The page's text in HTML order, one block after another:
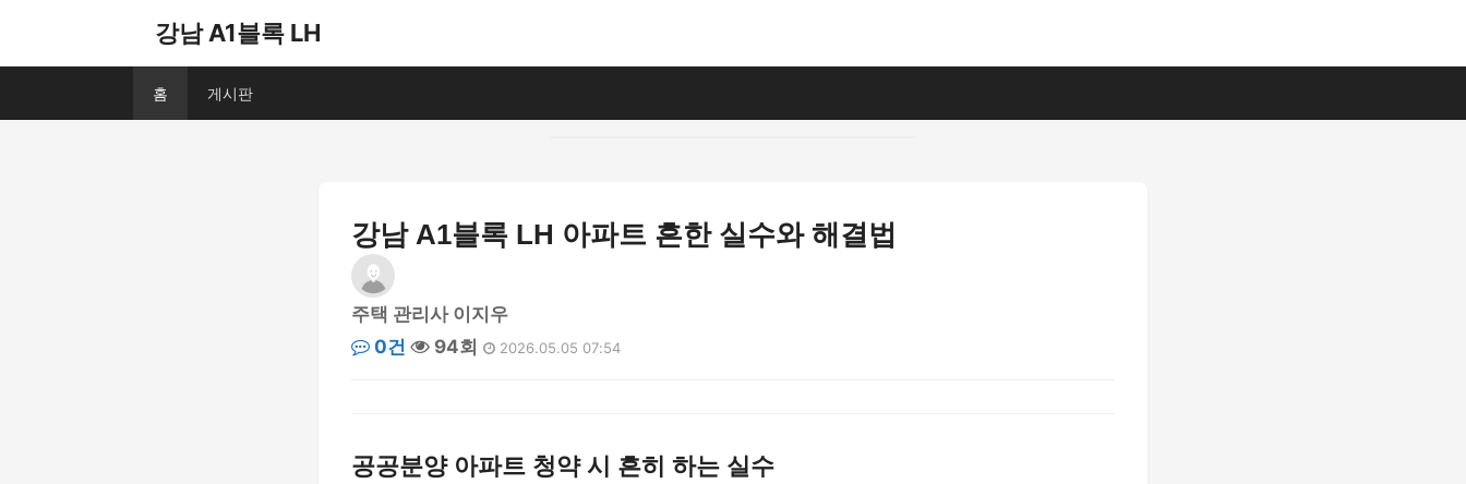
강남 A1블록 LH
홈 게시판
강남 A1블록 LH 아파트 흔한 실수와 해결법
주택 관리사 이지우
0건
94회 2026.05.05 07:54
공공분양 아파트 청약 시 흔히 하는 실수